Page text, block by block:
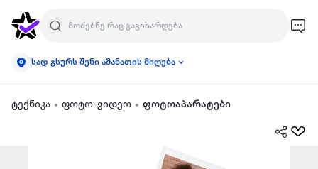
სად გსურს შენი ამანათის მიღება
ტექნიკა ფოტო-ვიდეო ფოტოაპარატები